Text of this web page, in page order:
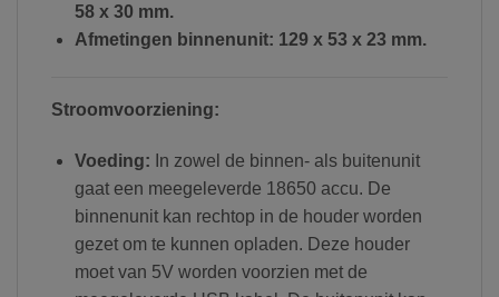
58 x 30 mm.
Afmetingen binnenunit: 129 x 53 x 23 mm.
Stroomvoorziening:
Voeding: In zowel de binnen- als buitenunit
gaat een meegeleverde 18650 accu. De
binnenunit kan rechtop in de houder worden
gezet om te kunnen opladen. Deze houder
moet van 5V worden voorzien met de